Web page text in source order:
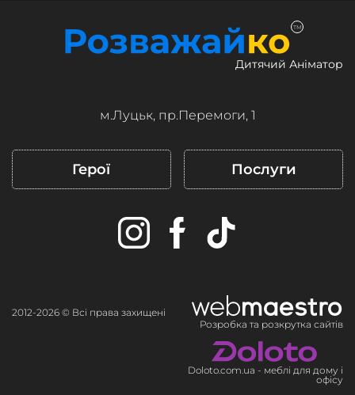
TM
Дитячий Аніматор
м.Луцьк, пр.Перемоги, 1
Герої Послуги
2012-2026 © Всі права захищені
Розробка та розкрутка сайтів
Doloto.com.ua - меблі для дому і
офісу